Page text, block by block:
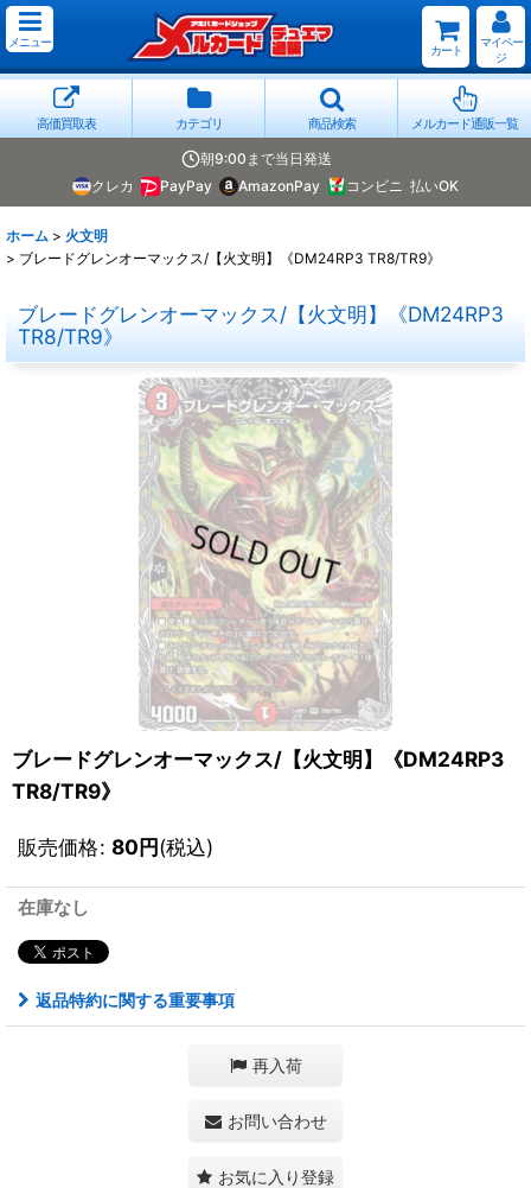
メニュー
カート
マイペー
ジ
高価買取表 カテゴリ 商品検索 メルカード通販一覧
朝9:00まで当日発送
クレカ
PayPay AmazonPay コンビニ 払いOK
ホーム > 火文明
> ブレードグレンオーマックス/【火文明】《DM24RP3 TR8/TR9》
ブレードグレンオーマックス/【火文明】《DM24RP3
TR8/TR9》
ブレードグレンオーマックス/【火文明】《DM24RP3
TR8/TR9》
販売価格: 80円(税込)
在庫なし
返品特約に関する重要事項
再入荷
お問い合わせ
お気に入り登録